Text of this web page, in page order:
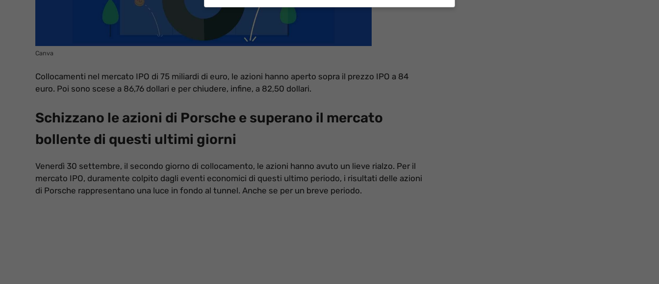
Canva
Collocamenti nel mercato IPO di 75 miliardi di euro, le azioni hanno aperto sopra il prezzo IPO a 84
euro. Poi sono scese a 86,76 dollari e per chiudere, infine, a 82,50 dollari.
Schizzano le azioni di Porsche e superano il mercato
bollente di questi ultimi giorni
Venerdì 30 settembre, il secondo giorno di collocamento, le azioni hanno avuto un lieve rialzo. Per il
mercato IPO, duramente colpito dagli eventi economici di questi ultimo periodo, i risultati delle azioni
di Porsche rappresentano una luce in fondo al tunnel. Anche se per un breve periodo.